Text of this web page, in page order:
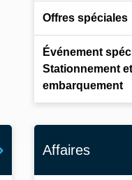
Offres spéciales
Événement
Stationnement et
embarquement
Affaires